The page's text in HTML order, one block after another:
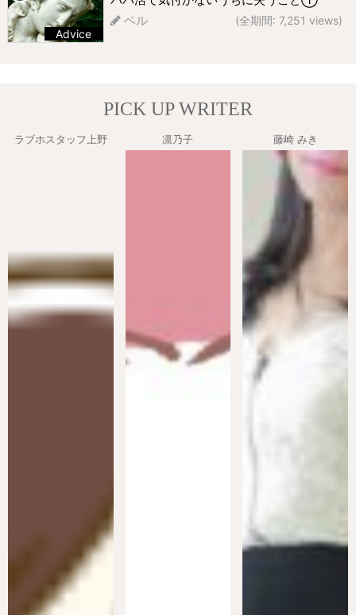
Advice
ベル
(全期間: 7,251 views)
PICK UP WRITER
ラブホスタッフ上野 凛乃子 藤崎 みき